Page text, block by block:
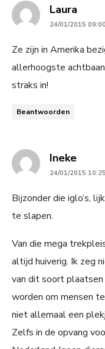
Laura
24/01/2015 09:00
Ze zijn in Amerika
allerhoogste
straks in!
Beantwoorden
Inekesays:
24/01/2015 10:25
Bijzonder die iglo’s,
te slapen.
Van die mega
altijd huiverig. Ik zeg
van dit soort
worden om mensen
niet allemaal een
Zelfs in de opvang